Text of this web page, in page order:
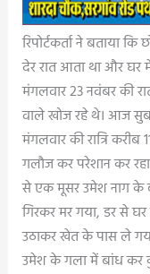
रिपोर्टकर्ता ने बताया
देर रात आता था और घर
मंगलवार 23 नवंबर की
वाले खोज रहे थे। आज
मंगलवार की रात्रि
गलौज कर परेशान कर
से एक मूसर उमेश नाग के
गिरकर मर गया, डर से
उठाकर खेत के पास ले
उमेश के गला में बांध कर